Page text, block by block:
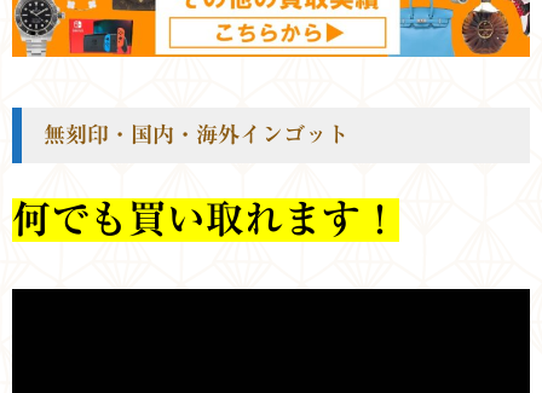
無刻印・国内・海外インゴット
何でも買い取れます！